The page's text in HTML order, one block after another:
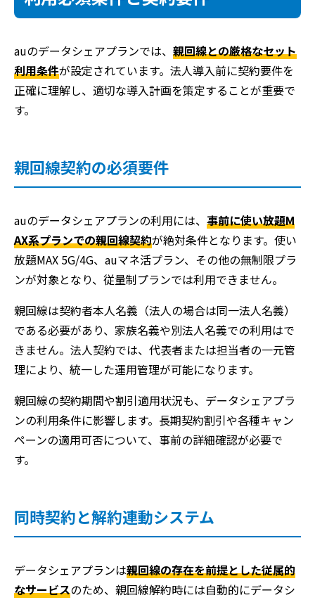
auのデータシェアプランでは、 親回線との厳格なセット
利用条件が設定されています。法人導入前に契約要件を
正確に理解し、適切な導入計画を策定することが重要で
す。
親回線契約の必須要件
auのデータシェアプランの利用には、 事前に使い放題M
AX系プランでの親回線契約が絶対条件となります。使い
放題MAX 5G/4G、auマネ活プラン、その他の無制限プラ
ンが対象となり、従量制プランでは利用できません。
親回線は契約者本人名義（法人の場合は同一法人名義）
である必要があり、家族名義や別法人名義での利用はで
きません。法人契約では、代表者または担当者の一元管
理により、統一した運用管理が可能になります。
親回線の契約期間や割引適用状況も、データシェアプラ
ンの利用条件に影響します。長期契約割引や各種キャン
ペーンの適用可否について、事前の詳細確認が必要で
す。
同時契約と解約連動システム
データシェアプランは親回線の存在を前提とした従属的
なサービスのため、親回線解約時には自動的にデータシ